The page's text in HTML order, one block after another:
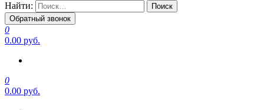
Найти:
Обратный звонок
0
0.00 руб.
0
0.00 руб.